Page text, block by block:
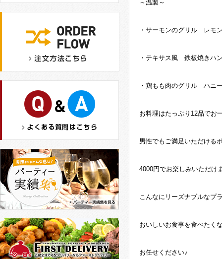
～温製～
・サーモンのグリル レモ
・テキサス風 鉄板焼きハ
・鶏もも肉のグリル ハニ
お料理はたっぷり12品でお
男性でもご満足いただける
4000円でお楽しみいただ
こんなにリーズナブルなプ
おいしいお食事を食べたく
お任せください♪